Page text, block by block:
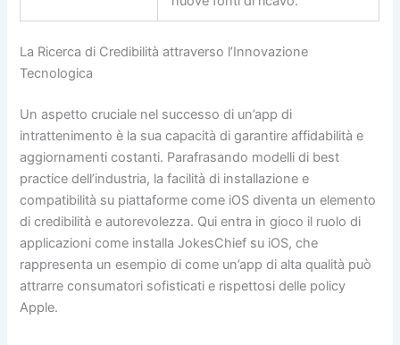
La Ricerca di Credibilità attraverso l’Innovazione
Tecnologica
Un aspetto cruciale nel successo di un’app di
intrattenimento è la sua capacità di garantire affidabilità e
aggiornamenti costanti. Parafrasando modelli di best
practice dell’industria, la facilità di installazione e
compatibilità su piattaforme come iOS diventa un elemento
di credibilità e autorevolezza. Qui entra in gioco il ruolo di
applicazioni come installa JokesChief su iOS, che
rappresenta un esempio di come un’app di alta qualità può
attrarre consumatori sofisticati e rispettosi delle policy
Apple.